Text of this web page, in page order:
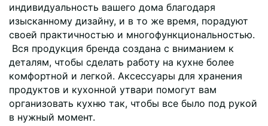
индивидуальность вашего дома благодаря
изысканному дизайну, и в то же время, порадуют
своей практичностью и многофункциональностью.
Вся продукция бренда создана с вниманием к
деталям, чтобы сделать работу на кухне более
комфортной и легкой. Аксессуары для хранения
продуктов и кухонной утвари помогут вам
организовать кухню так, чтобы все было под рукой
в нужный момент.